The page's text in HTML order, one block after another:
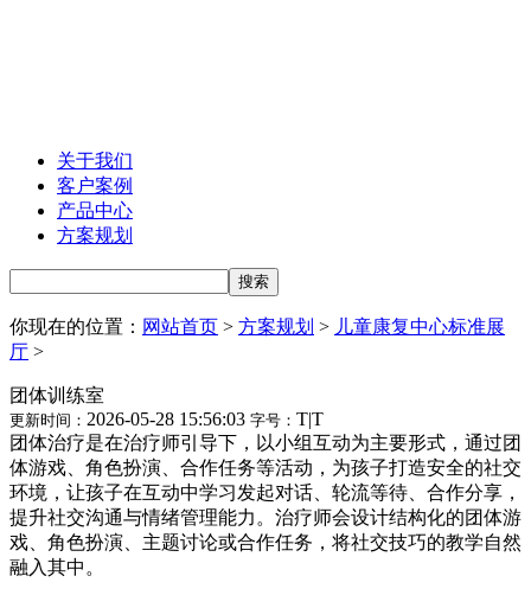
关于我们
客户案例
产品中心
方案规划
你现在的位置： 网站首页 > 方案规划 > 儿童康复中心标准展
厅 >
团体训练室
更新时间： 2026-05-28 15:56:03 字号： T|T
团体治疗是在治疗师引导下，以小组互动为主要形式，通过团
体游戏、角色扮演、合作任务等活动，为孩子打造安全的社交
环境，让孩子在互动中学习发起对话、轮流等待、合作分享，
提升社交沟通与情绪管理能力。治疗师会设计结构化的团体游
戏、角色扮演、主题讨论或合作任务，将社交技巧的教学自然
融入其中。